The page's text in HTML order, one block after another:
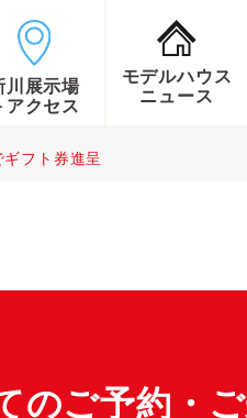
川展示場
アクセス
モデルハウス
ニュース
ギフト券進呈
のご予約・